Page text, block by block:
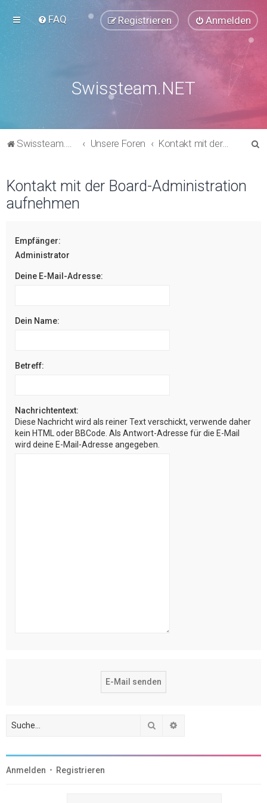
FAQ Anmelden
Registrieren
Swissteam.NET
Swissteam.NET Unsere Foren Kontakt mit der Board-Administration aufnehmen
Kontakt mit der Board-Administration
aufnehmen
Empfänger:
Administrator
Deine E-Mail-Adresse:
Dein Name:
Betreff:
Nachrichtentext:
Diese Nachricht wird als reiner Text verschickt, verwende daher
kein HTML oder BBCode. Als Antwort-Adresse für die E-Mail
wird deine E-Mail-Adresse angegeben.
Suche
Anmelden • Registrieren